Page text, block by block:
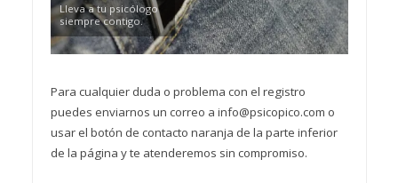
Lleva a tu psicólogo
siempre contigo.
Para cualquier duda o problema con el registro
puedes enviarnos un correo a info@psicopico.com o
usar el botón de contacto naranja de la parte inferior
de la página y te atenderemos sin compromiso.